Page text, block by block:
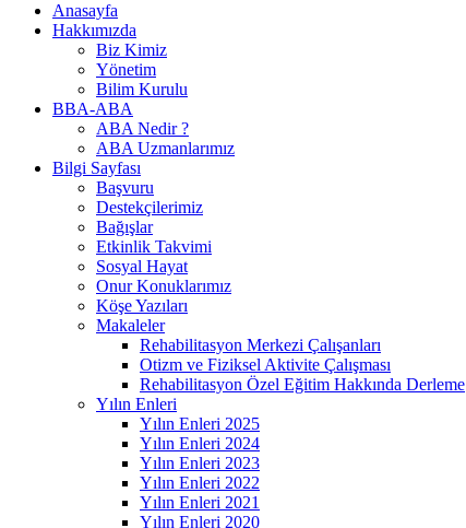
Anasayfa
Hakkımızda
Biz Kimiz
Yönetim
Bilim Kurulu
BBA-ABA
ABA Nedir ?
ABA Uzmanlarımız
Bilgi Sayfası
Başvuru
Destekçilerimiz
Bağışlar
Etkinlik Takvimi
Sosyal Hayat
Onur Konuklarımız
Köşe Yazıları
Makaleler
Rehabilitasyon Merkezi Çalışanları
Otizm ve Fiziksel Aktivite Çalışması
Rehabilitasyon Özel Eğitim Hakkında Derleme
Yılın Enleri
Yılın Enleri 2025
Yılın Enleri 2024
Yılın Enleri 2023
Yılın Enleri 2022
Yılın Enleri 2021
Yılın Enleri 2020